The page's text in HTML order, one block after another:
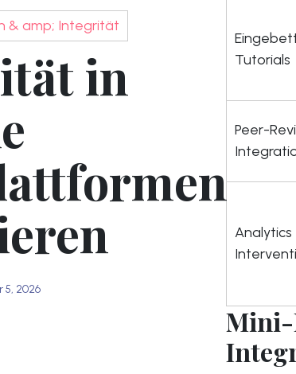
& amp; Integrität
in
5, 2026
Tutorials
Peer-
Analytics
Mini-